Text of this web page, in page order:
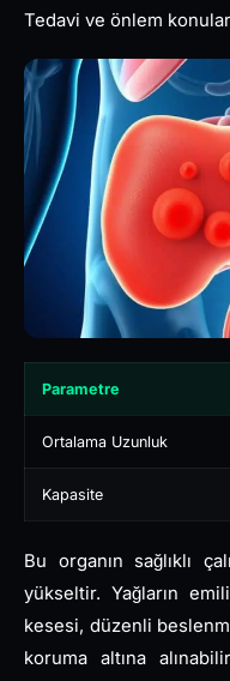
Tedavi ve önlem
Parametre
Ortalama Uzunluk
Kapasite
Bu organın sağlıklı
yükseltir. Yağların
kesesi, düzenli
koruma altına